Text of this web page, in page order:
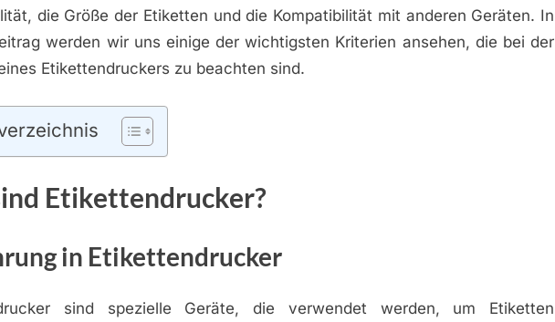
die Größe der Etiketten und die Kompatibilität mit anderen Geräten. In
werden wir uns einige der wichtigsten Kriterien ansehen, die bei der
Etikettendruckers zu beachten sind.
Etikettendrucker?
in Etikettendrucker
sind spezielle Geräte, die verwendet werden, um Etiketten